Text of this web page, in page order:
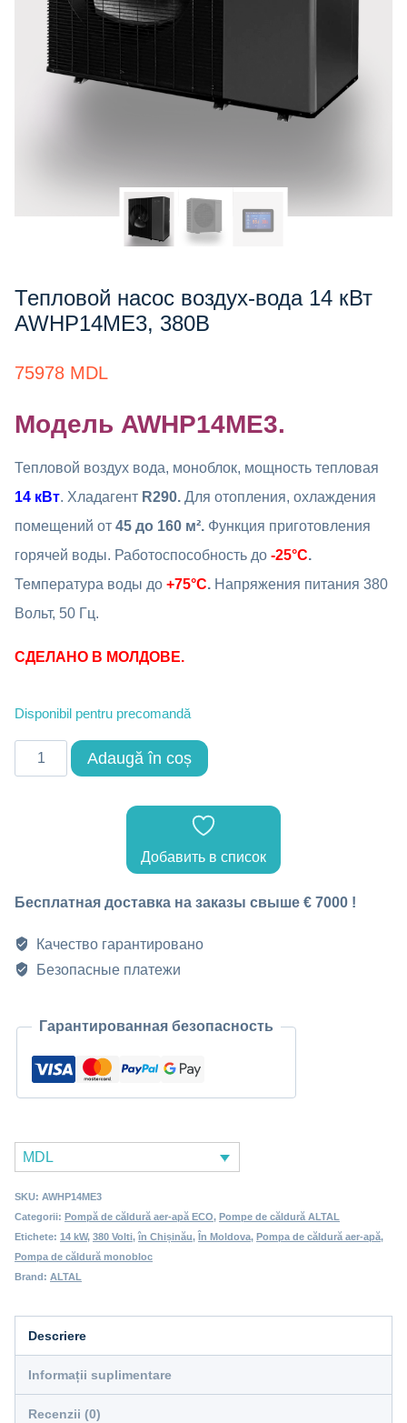
Тепловой насос воздух-вода 14 кВт
AWHP14ME3, 380В
75978 MDL
Модель AWHP14ME3.
Тепловой воздух вода, моноблок, мощность тепловая
14 кВт. Хладагент R290. Для отопления, охлаждения
помещений от 45 до 160 м². Функция приготовления
горячей воды. Работоспособность до -25°C.
Температура воды до +75°C. Напряжения питания 380
Вольт, 50 Гц.
СДЕЛАНО В МОЛДОВЕ.
Disponibil pentru precomandă
Cantitate
14
Adaugă în coș
Добавить в список
Бесплатная доставка на заказы свыше € 7000 !
Качество гарантировано
Безопасные платежи
Гарантированная безопасность
MDL
SKU: AWHP14ME3
Categorii: Pompă de căldură aer-apă ECO, Pompe de căldură ALTAL
Etichete: 14 kW, 380 Volti,în Chișinău, În Moldova, Pompa de căldură aer-apă,
Pompa de căldură monobloc
Brand: ALTAL
Descriere
Informații suplimentare
Recenzii (0)